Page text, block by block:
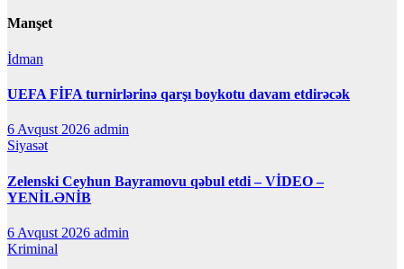
Manşet
İdman
UEFA FİFA turnirlərinə qarşı boykotu davam etdirəcək
6 Avqust 2026 admin
Siyasət
Zelenski Ceyhun Bayramovu qəbul etdi – VİDEO –
YENİLƏNİB
6 Avqust 2026 admin
Kriminal